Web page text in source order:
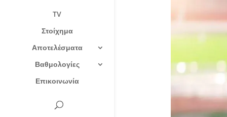
TV
Στοίχημα
Αποτελέσματα
Βαθμολογίες
Επικοινωνία